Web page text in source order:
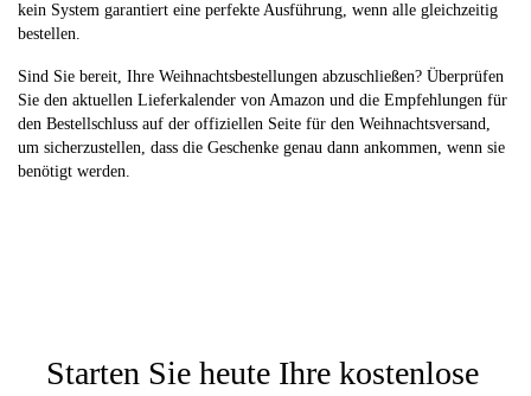
kein System garantiert eine perfekte Ausführung, wenn alle gleichzeitig
bestellen.
Sind Sie bereit, Ihre Weihnachtsbestellungen abzuschließen? Überprüfen
Sie den aktuellen Lieferkalender von Amazon und die Empfehlungen für
den Bestellschluss auf der offiziellen Seite für den Weihnachtsversand,
um sicherzustellen, dass die Geschenke genau dann ankommen, wenn sie
benötigt werden.
Starten Sie heute Ihre kostenlose